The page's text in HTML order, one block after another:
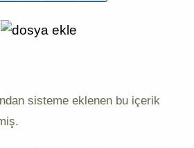
sisteme eklenen bu içerik